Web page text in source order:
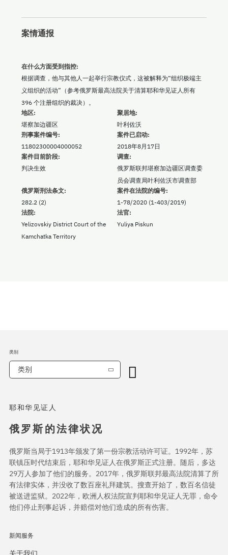
案情通报
地区:
堪察加边疆区
聚居地:
叶利佐沃
在什么方面受到指控:
根据调查，他与其他人一起举行宗教仪式，这被解释为“组织极端主
义组织的活动”（参考俄罗斯最高法院关于清算耶和华见证人所有
396 个注册组织的裁决）。
刑事案件编号:
11802300004000052
案件已启动:
2018年8月17日
案件目前阶段:
判决生效
调查:
俄罗斯联邦堪察加边疆区调查委
员会调查局叶利佐沃市调查部
俄罗斯刑法条文:
282.2 (2)
案件在法院的编号:
1-78/2020 (1-403/2019)
法院:
Yelizovskiy District Court of the
Kamchatka Territory
法官:
Yuliya Piskun
耶和华见证人
俄罗斯的法律状况
俄罗斯当局于1913年颁发了第一份宗教活动许可证。1992年，苏
联镇压时代结束后，耶和华见证人在俄罗斯正式注册。随后，多达
29万人参加了他们的服务。2017年，俄罗斯联邦最高法院清算了所
有法律实体，并没收了数百座礼拜建筑。搜查开始了，数百名信徒
被送进监狱。2022年，欧洲人权法院宣判耶和华见证人无罪，命令
他们停止刑事起诉，并赔偿对他们造成的所有伤害。
新闻服务
类别
类别